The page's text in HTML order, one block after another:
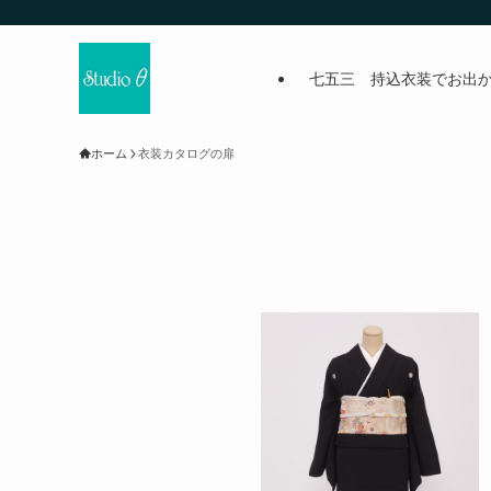
七五三 持込衣装でお出
ホーム 衣装カタログの扉